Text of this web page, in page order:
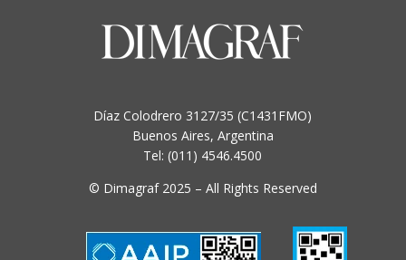
Díaz Colodrero 3127/35 (C1431FMO)
Buenos Aires, Argentina
Tel: (011) 4546.4500
© Dimagraf 2025 – All Rights Reserved